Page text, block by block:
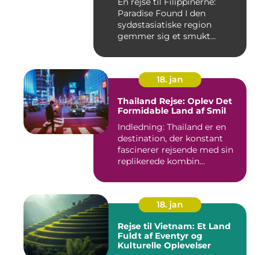
Paradise Found I den
sydøstasiatiske region
gemmer sig et smukt
18. jan
Thailand Rejse: Oplev Det
Formidable Land af Smil
Indledning: Thailand er en
destination, der konstant
fascinerer rejsende med sin
replikerede kombin...
18. jan
Rejse til Vietnam: Et Land
Fuldt af Eventyr og
Kulturelle Oplevelser